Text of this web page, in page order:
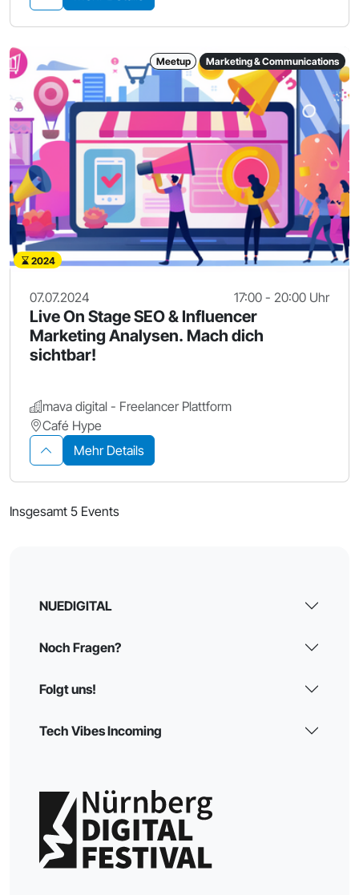
Meetup Marketing & Communications
2024
07.07.2024 17:00 - 20:00 Uhr
Live On Stage SEO & Influencer
Marketing Analysen. Mach dich
sichtbar!
mava digital - Freelancer Plattform
Café Hype
Mehr Details
Insgesamt 5 Events
NUEDIGITAL
Noch Fragen?
Folgt uns!
Tech Vibes Incoming